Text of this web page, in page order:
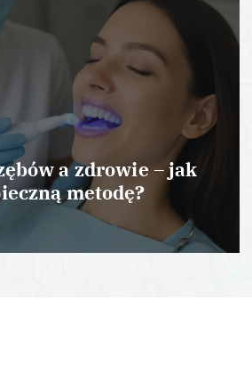
a zdrowie – jak
metodę?